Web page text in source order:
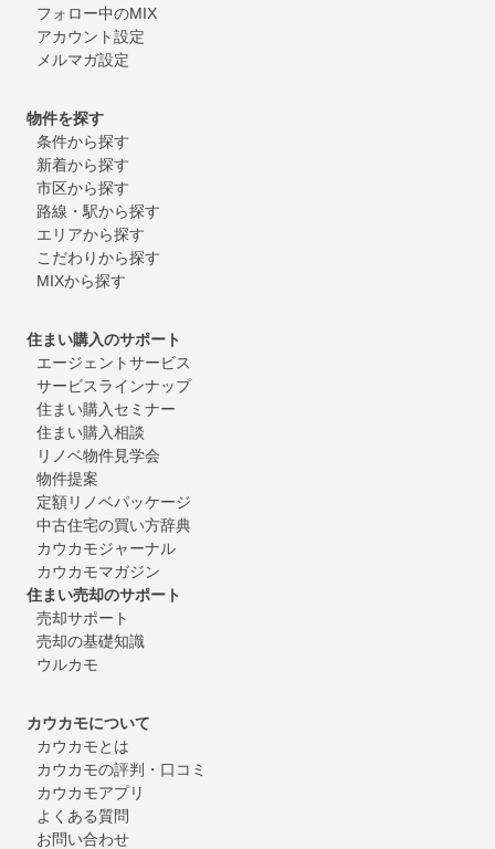
フォロー中のMIX
アカウント設定
メルマガ設定
物件を探す
条件から探す
新着から探す
市区から探す
路線・駅から探す
エリアから探す
こだわりから探す
MIXから探す
住まい購入のサポート
エージェントサービス
サービスラインナップ
住まい購入セミナー
住まい購入相談
リノベ物件見学会
物件提案
定額リノベパッケージ
中古住宅の買い方辞典
カウカモジャーナル
カウカモマガジン
住まい売却のサポート
売却サポート
売却の基礎知識
ウルカモ
カウカモについて
カウカモとは
カウカモの評判・口コミ
カウカモアプリ
よくある質問
お問い合わせ